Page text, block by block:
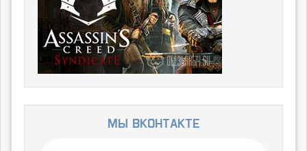
Мы ВКонтакте